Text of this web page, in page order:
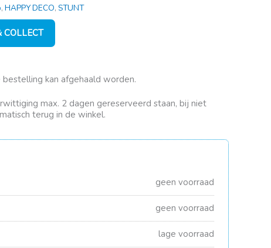
, HAPPY DECO, STUNT
COLLECT
kan afgehaald worden.
max. 2 dagen gereserveerd staan, bij niet
terug in de winkel.
geen voorraad
geen voorraad
lage voorraad